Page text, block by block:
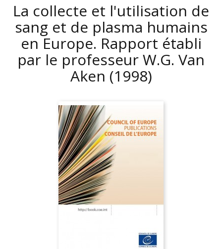
La collecte et l'utilisation de
sang et de plasma humains
en Europe. Rapport établi
par le professeur W.G. Van
Aken (1998)